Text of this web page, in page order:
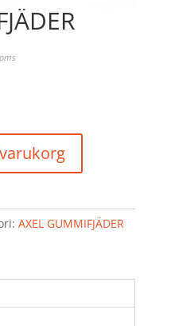
AXEL GUMMIFJÄDER